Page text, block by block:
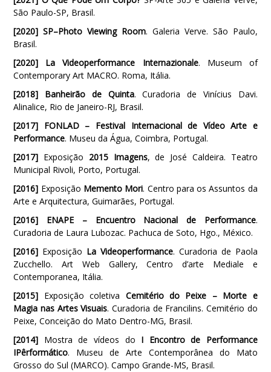
São Paulo-SP, Brasil.
[2020] SP–Photo Viewing Room. Galeria Verve. São Paulo,
Brasil.
[2020]
La Videoperformance Internazionale. Museum of
Contemporary Art MACRO. Roma, Itália.
[2018] Banheirão de Quinta. Curadoria de Vinícius Davi.
Alinalice, Rio de Janeiro-RJ, Brasil.
[2017] FONLAD – Festival Internacional de Vídeo Arte e
Performance. Museu da Água, Coimbra, Portugal.
[2017] Exposição 2015 Imagens, de José Caldeira. Teatro
Municipal Rivoli, Porto, Portugal.
[2016] Exposição Memento Mori. Centro para os Assuntos da
Arte e Arquitectura, Guimarães, Portugal.
[2016]
ENAPE – Encuentro Nacional de Performance.
Curadoria de Laura Lubozac. Pachuca de Soto, Hgo., México.
[2016] Exposição La Videoperformance. Curadoria de Paola
Zucchello. Art Web Gallery, Centro d’arte Mediale e
Contemporanea, Itália.
[2015] Exposição coletiva Cemitério do Peixe – Morte e
Magia nas Artes Visuais. Curadoria de Francilins. Cemitério do
Peixe, Conceição do Mato Dentro-MG, Brasil.
[2014] Mostra de vídeos do I Encontro de Performance
IPêrformático. Museu de Arte Contemporânea do Mato
Grosso do Sul (MARCO). Campo Grande-MS, Brasil.